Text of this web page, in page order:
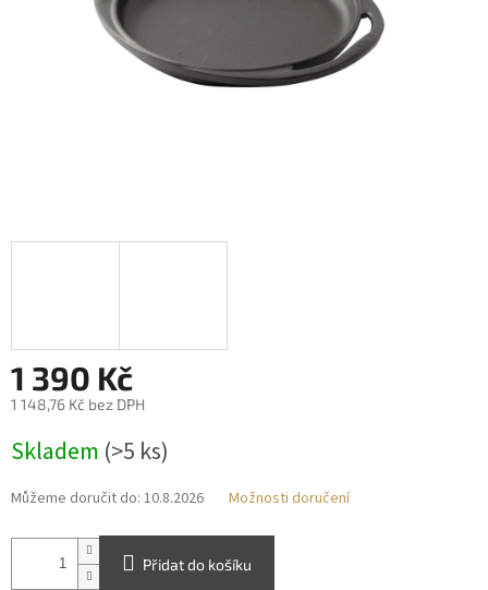
1 390 Kč
1 148,76 Kč bez DPH
cena:
Skladem (>5 ks)
Můžeme doručit do: 10.8.2026 Možnosti doručení
Přidat do košíku